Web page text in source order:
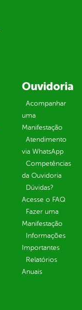
Ouvidoria
Acompanhar
uma
Manifestação
Atendimento
via WhatsApp
Competências
da Ouvidoria
Dúvidas?
Acesse o FAQ
Fazer uma
Manifestação
Informações
Importantes
Relatórios
Anuais